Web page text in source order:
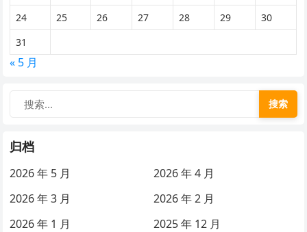
24
25 26 27 28 29
30
31
« 5 月
搜索
归档
2026 年 5 月
2026 年 4 月
2026 年 3 月
2026 年 2 月
2026 年 1 月
2025 年 12 月